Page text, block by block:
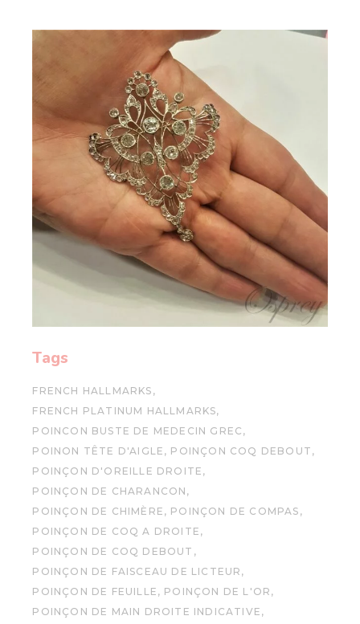
Tags
FRENCH HALLMARKS
FRENCH PLATINUM HALLMARKS
POINCON BUSTE DE MEDECIN GREC
POINON TÊTE D'AIGLE
POINÇON COQ DEBOUT
POINÇON D'OREILLE DROITE
POINÇON DE CHARANCON
POINÇON DE CHIMÈRE
POINÇON DE COMPAS
POINÇON DE COQ A DROITE
POINÇON DE COQ DEBOUT
POINÇON DE FAISCEAU DE LICTEUR
POINÇON DE FEUILLE
POINÇON DE L'OR
POINÇON DE MAIN DROITE INDICATIVE